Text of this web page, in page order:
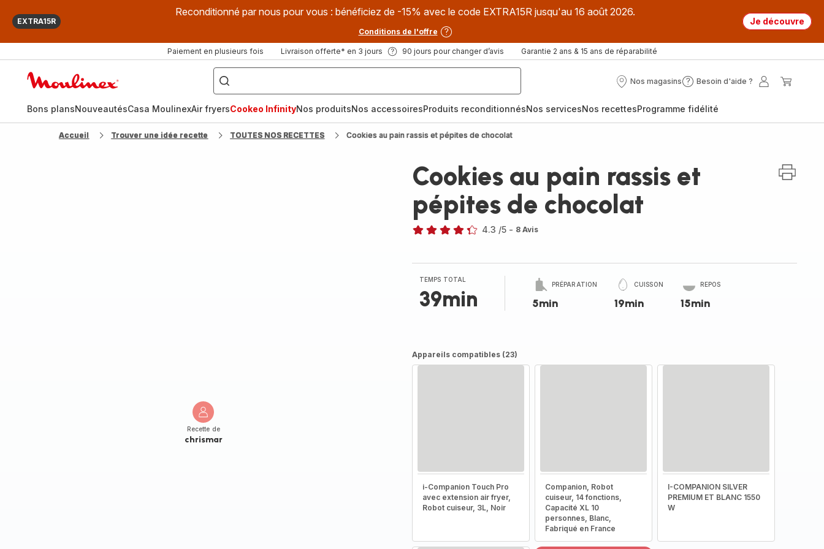
EXTRA15R
Reconditionné par nous pour vous : bénéficiez de -15% avec le code EXTRA15R jusqu'au 16 août 2026.
Conditions de l'offre
Je découvre
Paiement en plusieurs fois Livraison offerte* en 3 jours 90 jours pour changer d’avis Garantie 2 ans & 15 ans de réparabilité
["Que
recherchez-
vous
?",
fryer",
"Companion"]
Nos magasins
Nos
Besoin d'aide ?
Besoin
?
Mon
Bons plansNouveautésCasa MoulinexAir fryersCookeo InfinityNos produitsNos accessoiresProduits reconditionnésNos servicesNos recettesProgramme fidélité
Accueil Trouver une idée recette TOUTES NOS RECETTES Cookies au pain rassis et pépites de chocolat
Recette de
chrismar
Cookies au pain rassis et
pépites de chocolat
4.3 /5 - 8 Avis
TEMPS TOTAL
39min
PRÉPARATION
5min
CUISSON
19min
REPOS
15min
Appareils compatibles (23)
i-Companion Touch Pro
avec extension air fryer,
Robot cuiseur, 3L, Noir
Companion, Robot
cuiseur, 14 fonctions,
Capacité XL 10
personnes, Blanc,
Fabriqué en France
I-COMPANION SILVER
PREMIUM ET BLANC 1550
W